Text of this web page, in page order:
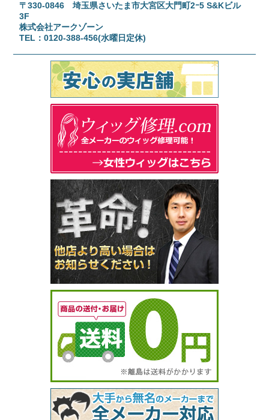
〒330-0846 埼玉県さいたま市大宮区大門町2ｰ5 S&Kビル
3F
株式会社アークゾーン
TEL：0120-388-456(水曜日定休)